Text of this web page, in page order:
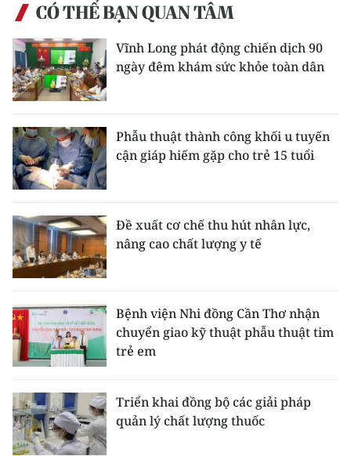
CÓ THỂ BẠN QUAN TÂM
Vĩnh Long phát động chiến dịch 90
ngày đêm khám sức khỏe toàn dân
Phẫu thuật thành công khối u tuyến
cận giáp hiếm gặp cho trẻ 15 tuổi
Đề xuất cơ chế thu hút nhân lực,
nâng cao chất lượng y tế
Bệnh viện Nhi đồng Cần Thơ nhận
chuyển giao kỹ thuật phẫu thuật tim
trẻ em
Triển khai đồng bộ các giải pháp
quản lý chất lượng thuốc